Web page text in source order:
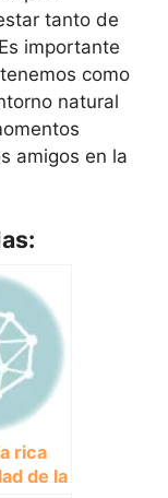
tanto de
importante
como
natural
amigos en la
rica
de la